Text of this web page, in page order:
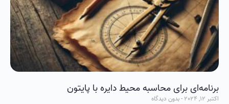
برنامه‌ای برای محاسبه محیط دایره با پایتون
اکتبر 12, 2024 بدون دیدگاه